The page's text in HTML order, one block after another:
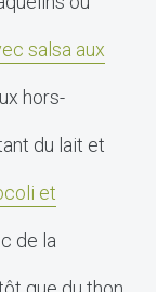
salsa aux
hors-
du lait et
et
de la